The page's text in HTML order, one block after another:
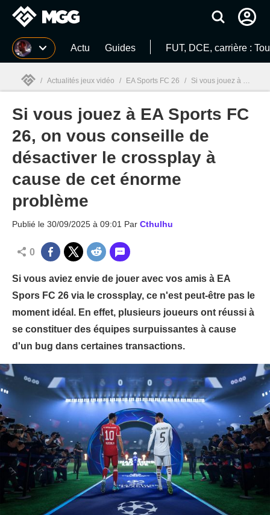
MGG Actu Guides FUT, DCE, carrière :
MGG
/ Actualités jeux vidéo / EA Sports FC 26 / Si vous jouez à EA Sports FC 26, on vous conseille de désactiver le crossplay à cause de cet énorme problème
Si vous jouez à EA Sports FC
26, on vous conseille de
désactiver le crossplay à
cause de cet énorme
problème
Publié le 30/09/2025 à 09:01 Par Cthulhu
0
Si vous aviez envie de jouer avec vos amis à EA
Spors FC 26 via le crossplay, ce n'est peut-être pas le
moment idéal. En effet, plusieurs joueurs ont réussi à
se constituer des équipes surpuissantes à cause
d'un bug dans certaines transactions.